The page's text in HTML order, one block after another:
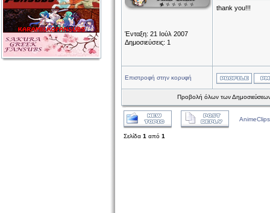
Ένταξη: 21 Ιούλ 2007
Δημοσιεύσεις: 1
thank you!!!
Επιστροφή στην κορυφή
Προβολή όλων των
Σελίδα 1 από 1